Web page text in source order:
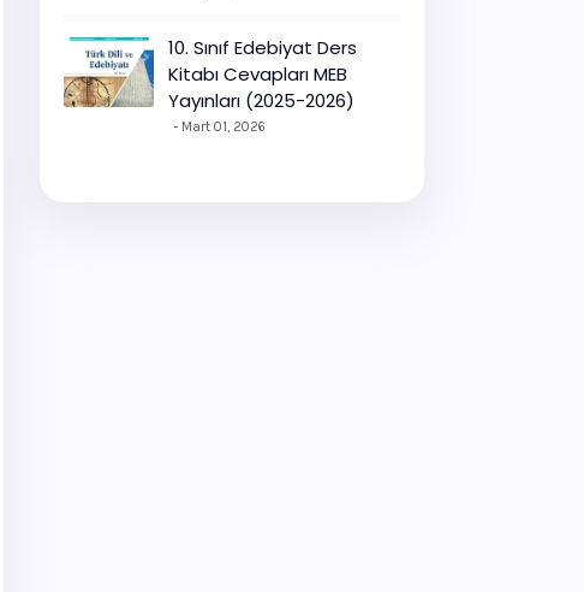
10. Sınıf Edebiyat Ders
Kitabı Cevapları MEB
Yayınları (2025-2026)
Mart 01, 2026